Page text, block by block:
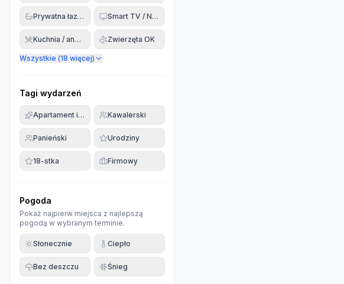
Prywatna łazienka Smart TV / Netflix
Kuchnia / aneks Zwierzęta OK
Wszystkie (18 więcej)
Tagi wydarzeń
Apartament imprezowyKawalerski
Panieński Urodziny
18-stka Firmowy
Pogoda
Pokaż najpierw miejsca z najlepszą
pogodą w wybranym terminie.
Słonecznie Ciepło
Bez deszczu Śnieg